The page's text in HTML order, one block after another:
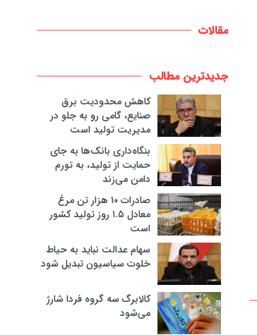
مقالات
جدیدترین مطالب
کاهش محدودیت برق
صنایع، گامی رو به جلو در
مدیریت تولید است
بنگاه‌داری بانک‌ها به جای
حمایت از تولید، به تورم
دامن می‌زند
صادرات ۱۰ هزار تن مرغ
معادل ۱.۵ روز تولید کشور
است
سهام عدالت نباید به حیاط
خلوت سیاسیون تبدیل شود
کالابرگ سه گروه فردا شارژ
می‌شود